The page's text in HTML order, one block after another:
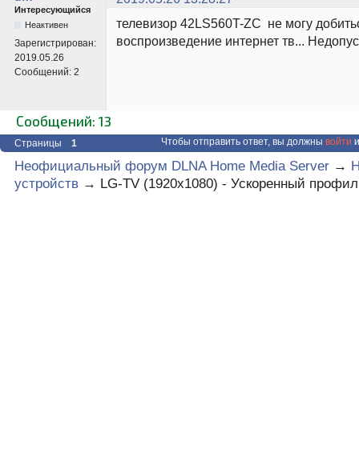
Интересующийся
Неактивен
Зарегистрирован:
2019.05.26
Сообщений: 2
телевизор 42LS560T-ZC не могу
воспроизведение интернет тв...
Сообщений: 13
Страницы 1 Чтобы отправить ответ, вы должны войти
Неофициальный форум DLNA Home Media Server →
устройств → LG-TV (1920х1080) - Ускоренный